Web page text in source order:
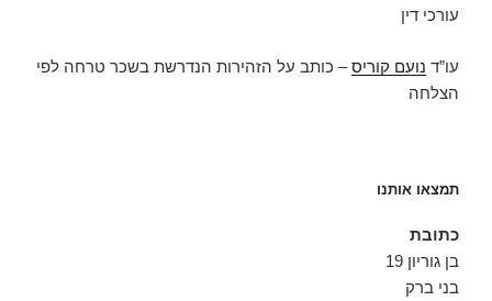
עורכי דין
עו”ד נועם קוריס– כותב על הזהירות הנדרשת בשכר טרחה לפי
הצלחה
תמצאו אותנו
כתובת
בן גוריון 19
בני ברק